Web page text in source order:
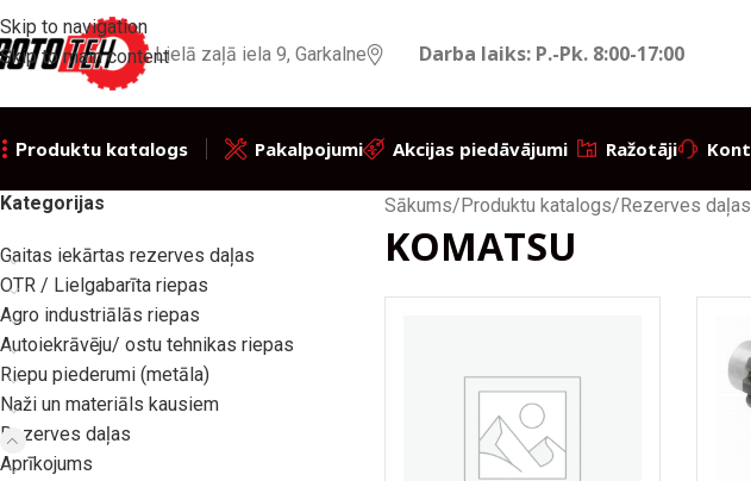
Skip to navigation
Skip to main contentLielā zaļā iela 9, Garkalne Darba laiks: P.-Pk. 8:00-17:00
Produktu katalogs Pakalpojumi Akcijas piedāvājumi Ražotāji
Kategorijas
Gaitas iekārtas rezerves daļas
OTR / Lielgabarīta riepas
Agro industriālās riepas
Autoiekrāvēju/ ostu tehnikas riepas
Riepu piederumi (metāla)
Naži un materiāls kausiem
Rezerves daļas
Aprīkojums
Sākums/Produktu katalogs/Rezerves daļas
KOMATSU